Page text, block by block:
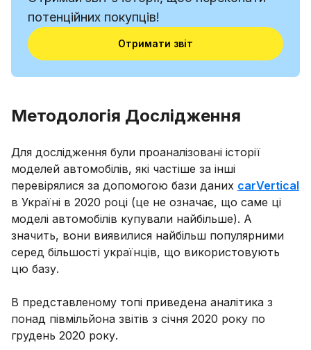
потенційних покупців!
Отримати звіт
Методологія Дослідження
Для дослідження були проаналізовані історії
моделей автомобілів, які частіше за інші
перевірялися за допомогою бази даних carVertical
в Україні в 2020 році (це не означає, що саме ці
моделі автомобілів купували найбільше). А
значить, вони виявилися найбільш популярними
серед більшості українців, що використовують
цю базу.
В представленому топі приведена аналітика з
понад півмільйона звітів з січня 2020 року по
грудень 2020 року.